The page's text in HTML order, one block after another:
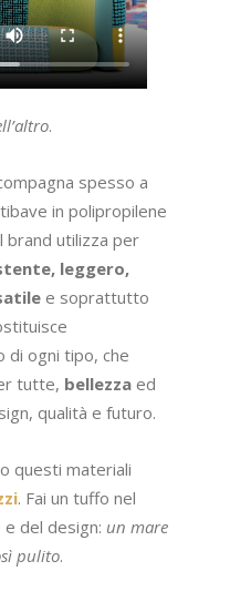
.
spesso a
in polipropilene
brand utilizza per
leggero,
e soprattutto
di ogni tipo, che
tutte, bellezza ed
qualità e futuro.
questi materiali
. Fai un tuffo nel
e del design: un mare
pulito.